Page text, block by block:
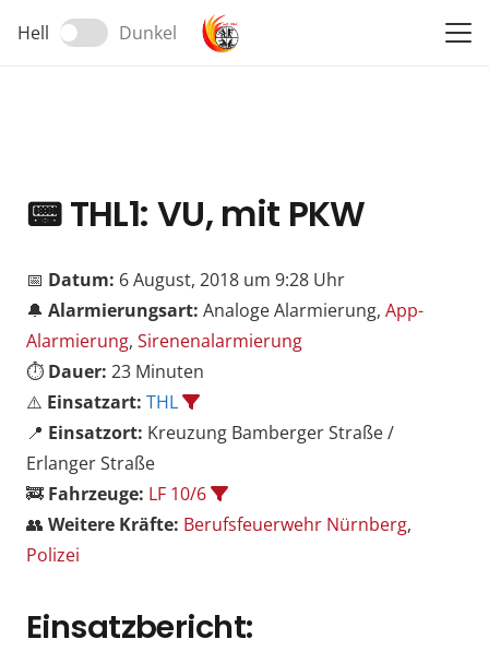
Hell Dunkel
📟THL1: VU, mit PKW
📅 Datum: 6 August, 2018 um 9:28 Uhr
🔔 Alarmierungsart: Analoge Alarmierung, App-
Alarmierung, Sirenenalarmierung
⏱️ Dauer: 23 Minuten
⚠️ Einsatzart: THL
📍 Einsatzort: Kreuzung Bamberger Straße /
Erlanger Straße
🚒 Fahrzeuge: LF 10/6
👥 Weitere Kräfte: Berufsfeuerwehr Nürnberg,
Polizei
Einsatzbericht: